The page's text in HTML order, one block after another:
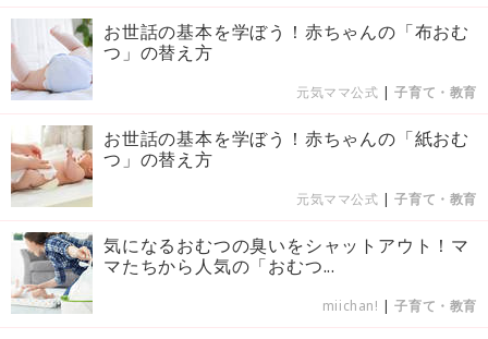
お世話の基本を学ぼう！赤ちゃんの「布おむ
つ」の替え方
元気ママ公式 |子育て・教育
お世話の基本を学ぼう！赤ちゃんの「紙おむ
つ」の替え方
元気ママ公式 |子育て・教育
気になるおむつの臭いをシャットアウト！マ
マたちから人気の「おむつ...
miichan! |子育て・教育